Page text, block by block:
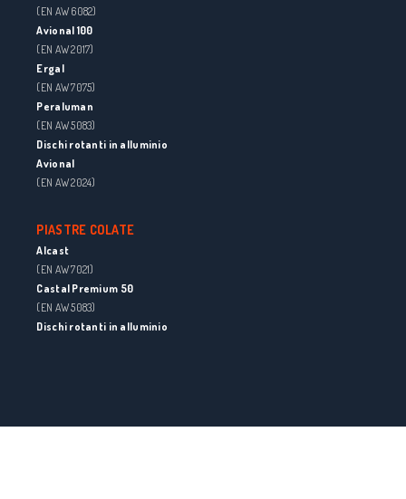
(EN AW 6082)
Avional 100
(EN AW 2017)
Ergal
(EN AW 7075)
Peraluman
(EN AW 5083)
Dischi rotanti in alluminio
Avional
(EN AW 2024)
PIASTRE COLATE
Alcast
(EN AW 7021)
Castal Premium 50
(EN AW 5083)
Dischi rotanti in alluminio